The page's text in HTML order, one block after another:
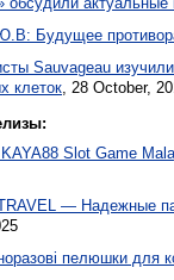
Будущее
Sauvageau
клеток, 28 October,
Slot Game
— Надежные
пелюшки для